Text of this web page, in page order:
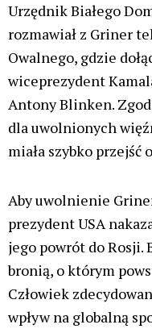
Urzędnik Białego
rozmawiał z Griner
Owalnego, gdzie
wiceprezydent
Antony Blinken.
dla uwolnionych
miała szybko przejść
Aby uwolnienie
prezydent USA
jego powrót do Rosji.
bronią, o którym
Człowiek
wpływ na globalną